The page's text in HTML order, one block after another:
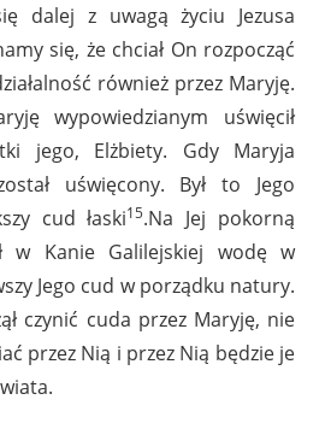
dalej z uwagą życiu Jezusa
się, że chciał On rozpocząć
również przez Maryję.
wypowiedzianym uświęcił
jego, Elżbiety. Gdy Maryja
uświęcony. Był to Jego
cud łaski15.Na Jej pokorną
w Kanie Galilejskiej wodę w
Jego cud w porządku natury.
czynić cuda przez Maryję, nie
przez Nią i przez Nią będzie je